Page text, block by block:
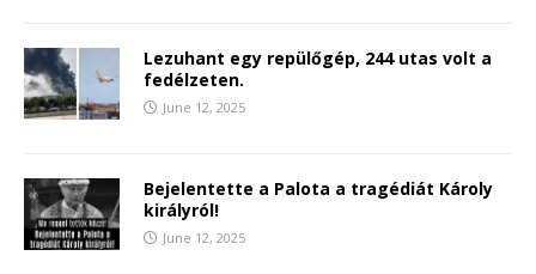
Lezuhant egy repülőgép, 244 utas volt a
fedélzeten.
June 12, 2025
Bejelentette a Palota a tragédiát Károly
királyról!
June 12, 2025